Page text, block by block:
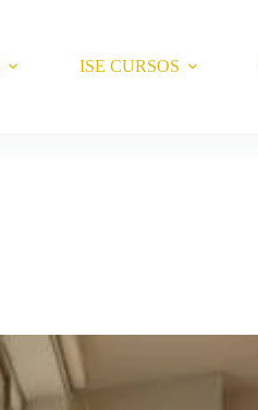
ISE CURSOS